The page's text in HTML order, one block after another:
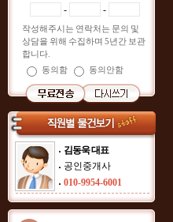
- -
작성해주시는 연락처는 문의 및
상담을 위해 수집하며 5년간 보관
합니다.
동의함
동의안함
김동욱 대표
공인중개사
010-9954-6001